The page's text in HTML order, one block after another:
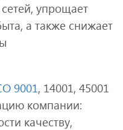
упрощает
а также снижает
9001, 14001, 45001
компании:
качеству,